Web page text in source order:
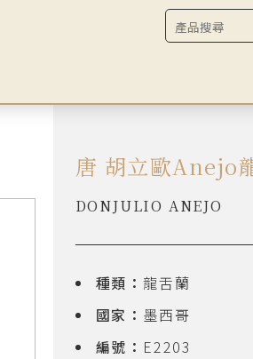
唐 胡立歐Anejo
DONJULIO ANEJO
種類： 龍舌蘭
國家： 墨西哥
編號： E2203